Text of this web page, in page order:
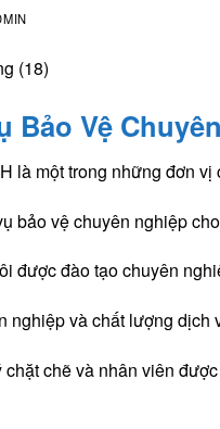
Bảo Vệ
là một trong những đơn
bảo vệ chuyên nghiệp
được đào tạo chuyên
nghiệp và chất lượng dịch
chẽ và nhân viên